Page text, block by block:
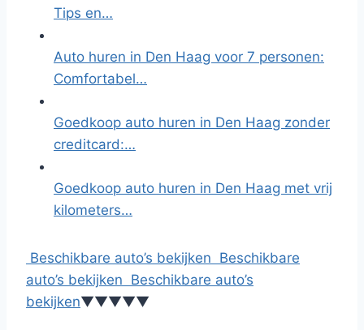
Tips en…
Auto huren in Den Haag voor 7 personen:
Comfortabel…
Goedkoop auto huren in Den Haag zonder
creditcard:…
Goedkoop auto huren in Den Haag met vrij
kilometers…
Beschikbare auto’s bekijken Beschikbare
auto’s bekijken Beschikbare auto’s
bekijken▼▼▼▼▼